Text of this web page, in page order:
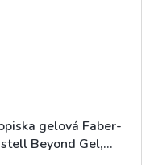
gelová Faber-
Beyond Gel,